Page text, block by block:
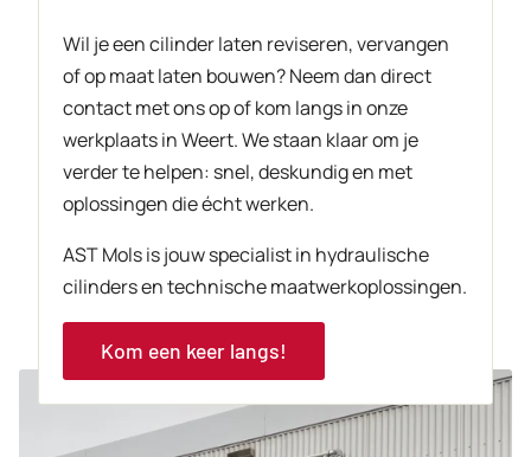
Wil je een cilinder laten reviseren, vervangen
of op maat laten bouwen? Neem dan direct
contact met ons op of kom langs in onze
werkplaats in Weert. We staan klaar om je
verder te helpen: snel, deskundig en met
oplossingen die écht werken.
AST Mols is jouw specialist in hydraulische
cilinders en technische maatwerkoplossingen.
Kom een keer langs!